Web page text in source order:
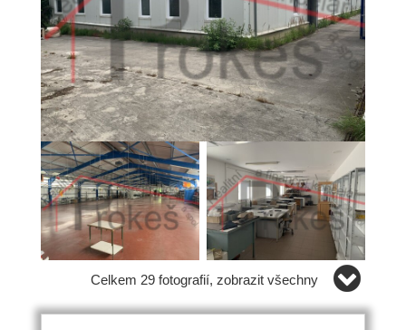
Celkem 29 fotografií, zobrazit všechny